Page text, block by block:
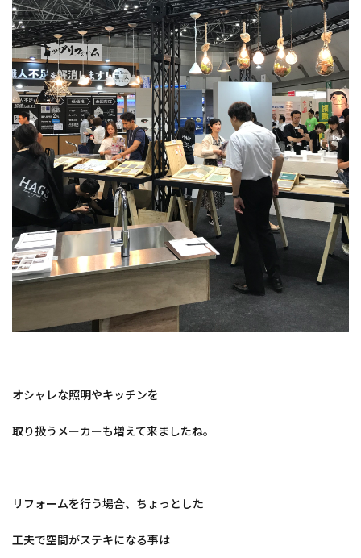
オシャレな照明やキッチンを
取り扱うメーカーも増えて来ましたね。
リフォームを行う場合、ちょっとした
工夫で空間がステキになる事は